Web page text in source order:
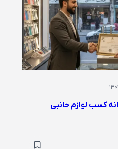
کسب لوازم جانبی